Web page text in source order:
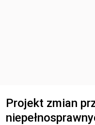
Projekt zmian